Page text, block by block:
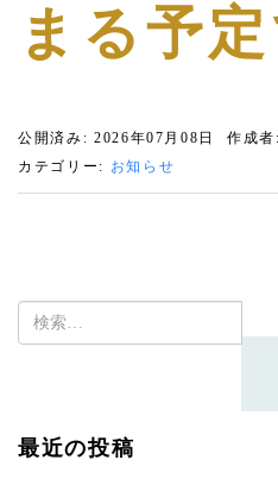
まる予
公開済み: 2026年07月08日 作成
カテゴリー: お知らせ
検
索:
最近の投稿